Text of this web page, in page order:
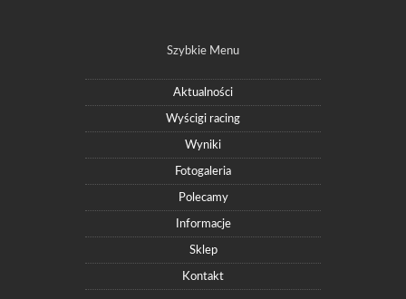
Szybkie Menu
Aktualności
Wyścigi racing
Wyniki
Fotogaleria
Polecamy
Informacje
Sklep
Kontakt